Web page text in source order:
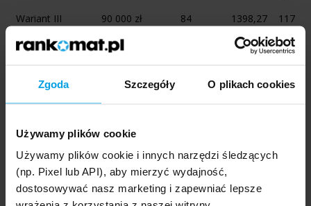
Zgoda Szczegóły O plikach cookies
Używamy plików cookie
Używamy plików cookie i innych narzędzi śledzących
(np. Pixel lub API), aby mierzyć wydajność,
dostosowywać nasz marketing i zapewniać lepsze
Wariant III
90 000 zł
84
1398,27
117
455,52
zł
miesiące
556,69
Wariant I– najkorzystniejszy kosztowo: niższa rata i
podobny koszt całkowity jak w przypadku obecnych
kredytów.
Wariant II– znaczna ulga w racie, ale kredyt kosztuje o